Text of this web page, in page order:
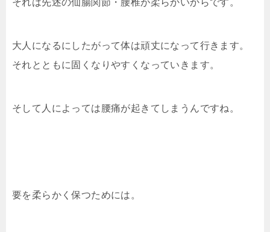
大人になるにしたがって体は頑丈になって行きます。
それとともに固くなりやすくなっていきます。
そして人によっては腰痛が起きてしまうんですね。
要を柔らかく保つためには。